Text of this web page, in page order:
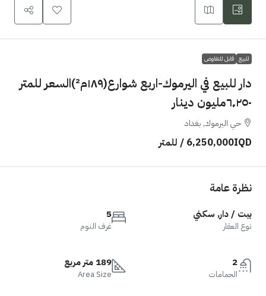
للبيع قابل للتفاوض
دار للبيع في اليرموك-اربع شوارع(١٨٩م²)السعر للمتر
٦٬٢٥٠مليون دينار
حي اليرموك, بغداد
6,250,000IQD / للمتر
نظرة عامة
بيت / دار, سكني
نوع العقار
5
غرف النوم
2
الحمامات
189 متر مربع
Area Size